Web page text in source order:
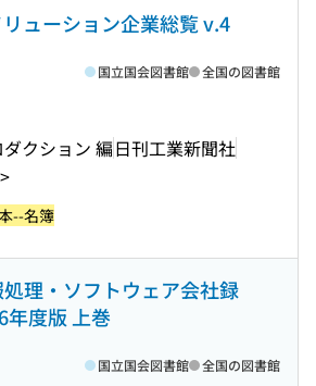
ューション企業総覧 v.4
クション 編日刊工業新聞社
国立国会図書館 全国の図書館
--名簿
理・ソフトウェア会社録
年度版 上巻
国立国会図書館 全国の図書館